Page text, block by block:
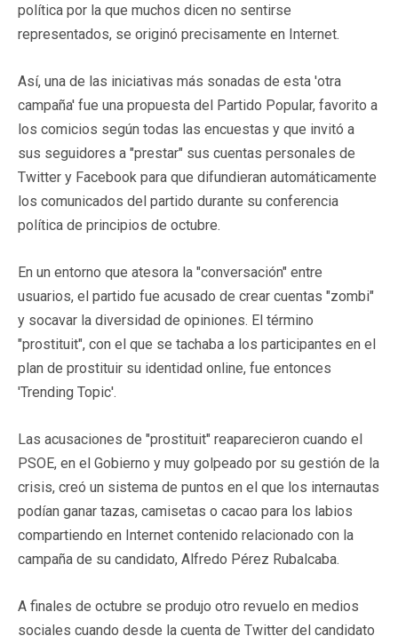
política por la que muchos dicen no sentirse
representados, se originó precisamente en Internet.
Así, una de las iniciativas más sonadas de esta 'otra
campaña' fue una propuesta del Partido Popular, favorito a
los comicios según todas las encuestas y que invitó a
sus seguidores a "prestar" sus cuentas personales de
Twitter y Facebook para que difundieran automáticamente
los comunicados del partido durante su conferencia
política de principios de octubre.
En un entorno que atesora la "conversación" entre
usuarios, el partido fue acusado de crear cuentas "zombi"
y socavar la diversidad de opiniones. El término
"prostituit", con el que se tachaba a los participantes en el
plan de prostituir su identidad online, fue entonces
'Trending Topic'.
Las acusaciones de "prostituit" reaparecieron cuando el
PSOE, en el Gobierno y muy golpeado por su gestión de la
crisis, creó un sistema de puntos en el que los internautas
podían ganar tazas, camisetas o cacao para los labios
compartiendo en Internet contenido relacionado con la
campaña de su candidato, Alfredo Pérez Rubalcaba.
A finales de octubre se produjo otro revuelo en medios
sociales cuando desde la cuenta de Twitter del candidato